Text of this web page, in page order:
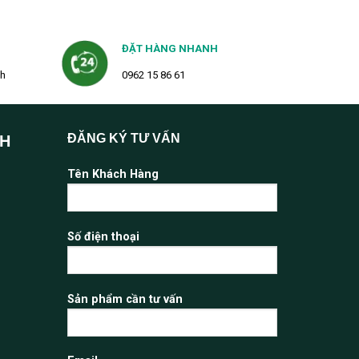
ĐẶT HÀNG NHANH
0962 15 86 61
ĐĂNG KÝ TƯ VẤN
Tên Khách Hàng
Số điện thoại
Sản phẩm cần tư vấn